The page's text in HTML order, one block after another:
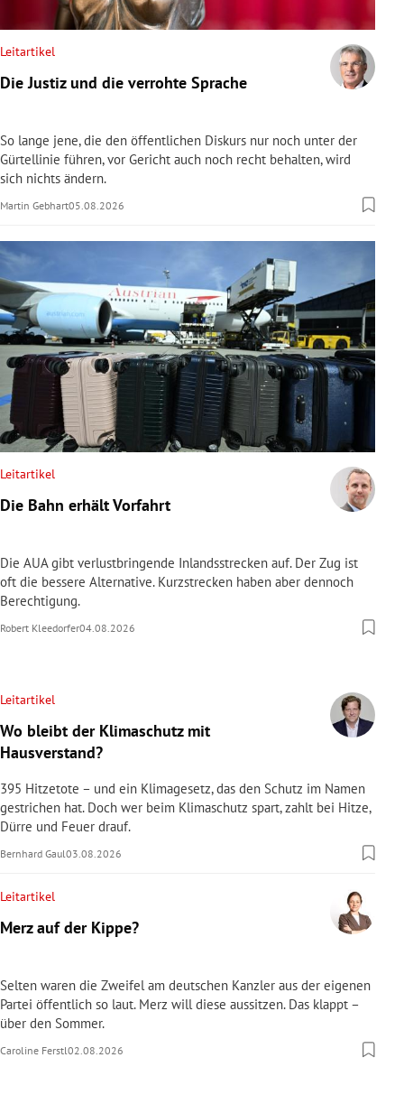
Untermenü
Untermenü
Untermenü
Untermenü
Untermenü
Untermenü
Leitartikel
Die Justiz und die verrohte Sprache
So lange jene, die den öffentlichen Diskurs nur noch unter der
Gürtellinie führen, vor Gericht auch noch recht behalten, wird
sich nichts ändern.
Martin Gebhart05.08.2026
Leitartikel
Die Bahn erhält Vorfahrt
Die AUA gibt verlustbringende Inlandsstrecken auf. Der Zug ist
oft die bessere Alternative. Kurzstrecken haben aber dennoch
Berechtigung.
Robert Kleedorfer04.08.2026
Leitartikel
Wo bleibt der Klimaschutz mit
Hausverstand?
395 Hitzetote – und ein Klimagesetz, das den Schutz im Namen
gestrichen hat. Doch wer beim Klimaschutz spart, zahlt bei Hitze,
Dürre und Feuer drauf.
Bernhard Gaul03.08.2026
Leitartikel
Merz auf der Kippe?
Selten waren die Zweifel am deutschen Kanzler aus der eigenen
Partei öffentlich so laut. Merz will diese aussitzen. Das klappt –
über den Sommer.
Caroline Ferstl02.08.2026